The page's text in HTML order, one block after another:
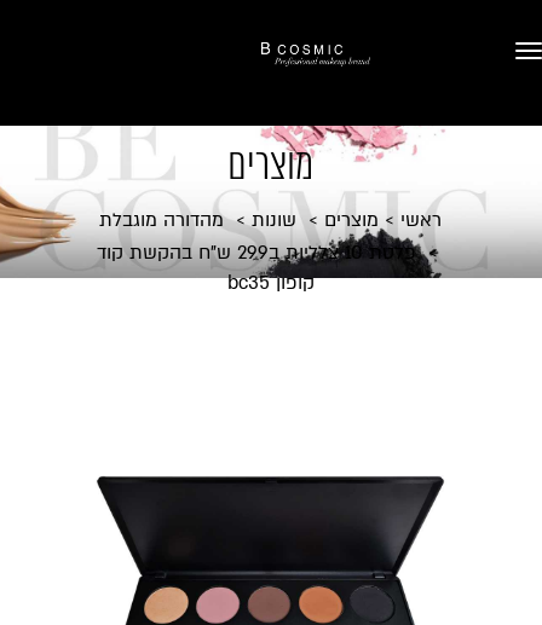
מוצרים
ראשי מוצרים שונות
מהדורה מוגבלת
פלטת 10 צלליות ב299 ש"ח בהקשת קוד
קופון bc35